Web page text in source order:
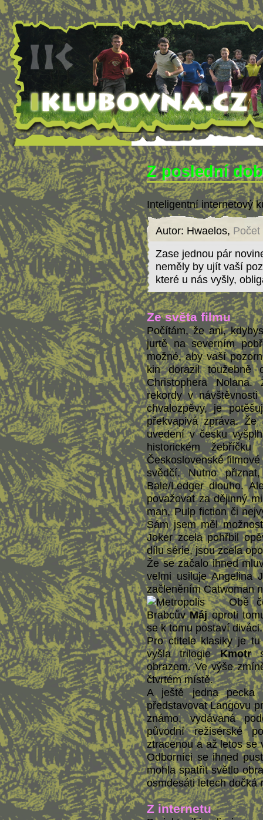
Z poslední
Inteligentní internetový
Autor: Hwaelos,
Zase jednou pár
neměly by ujít vaší
které u nás vyšly,
Ze světa filmu
Počítám, že ani,
jurtě na severním
možné, aby vaší
kin dorazil toužebně
Christophera
rekordy v
chvalozpěvy, je
překvapivá zpráva.
uvedení v česku
historickém
Československé
svědčí. Nutno
Bale/Ledger dlouho.
považovat za dějinný
man, Pulp fiction či
Sám jsem měl
Joker zcela pohřbil
dílu série, jsou zcela
Že se začalo ihned
velmi usiluje Angelina
začleněním Catwoman
Obě
BrabcůvMájoproti
se k tomu postaví diváci.
Pro ctitele klasiky je
vyšla trilogieKmotrs
obrazem. Ve výše
čtvrtém místě.
A ještě jedna pecka
představovat Langovu
známo, vydávaná
původní režisérské
ztracenou a až letos se
Odborníci se ihned
mohla spatřit světlo
osmdesáti letech dočká
Z internetu